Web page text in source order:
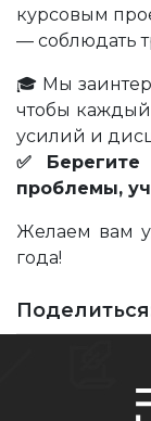
курсовым
— соблюдать
🎓 Мы
чтобы
усилий и
✅ Берегите
проблемы,
Желаем вам
года!